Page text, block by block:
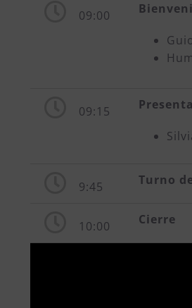
09:00
09:15
9:45 Turno
10:00 Cierre